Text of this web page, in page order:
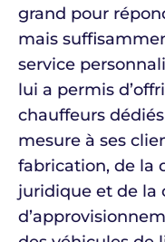
grand pour
mais
service
lui a permis
chauffeurs
mesure à ses
fabrication, de la
juridique et de la